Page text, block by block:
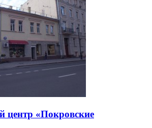
центр «Покровские